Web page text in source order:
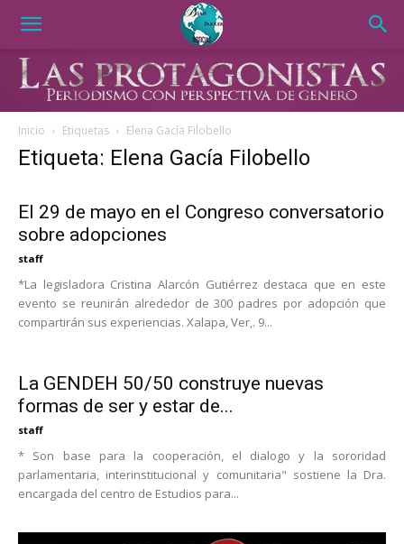
Inicio Etiquetas Elena Gacía Filobello
Etiqueta: Elena Gacía Filobello
El 29 de mayo en el Congreso conversatorio
sobre adopciones
staff
*La legisladora Cristina Alarcón Gutiérrez destaca que en este
evento se reunirán alrededor de 300 padres por adopción que
compartirán sus experiencias. Xalapa, Ver,. 9...
La GENDEH 50/50 construye nuevas
formas de ser y estar de...
staff
* Son base para la cooperación, el dialogo y la sororidad
parlamentaria, interinstitucional y comunitaria" sostiene la Dra.
encargada del centro de Estudios para...